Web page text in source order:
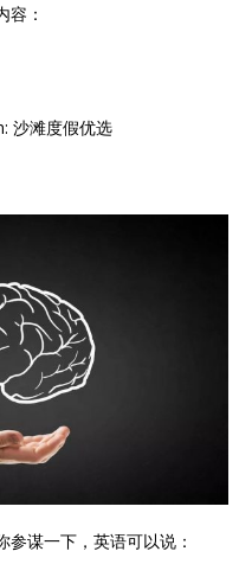
容：
沙滩度假优选
谋一下，英语可以说：